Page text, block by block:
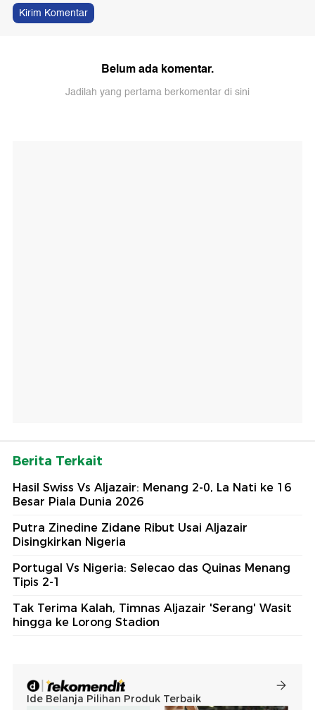
Kirim Komentar
Belum ada komentar.
Jadilah yang pertama berkomentar di sini
Berita Terkait
Hasil Swiss Vs Aljazair: Menang 2-0, La Nati ke 16
Besar Piala Dunia 2026
Putra Zinedine Zidane Ribut Usai Aljazair
Disingkirkan Nigeria
Portugal Vs Nigeria: Selecao das Quinas Menang
Tipis 2-1
Tak Terima Kalah, Timnas Aljazair 'Serang' Wasit
hingga ke Lorong Stadion